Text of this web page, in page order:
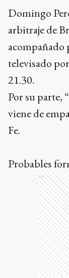
Domingo
arbitraje de
acompañado
televisado
21.30.
Por su parte,
viene de
Fe.
Probables
Ads